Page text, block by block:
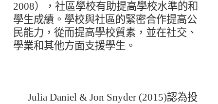
2008），社區學校有助提高學校水準的和
學生成績。學校與社區的緊密合作提高公
民能力，從而提高學校質素，並在社交、
學業和其他方面支援學生。
Julia Daniel & Jon Snyder (2015)認為投